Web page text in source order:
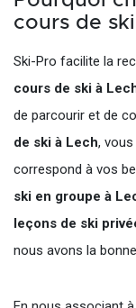
cours de
Ski-Pro facilite la
cours de ski à
de parcourir et de
de ski à Lech,
correspond à vos
ski en groupe à
leçons de ski
nous avons la